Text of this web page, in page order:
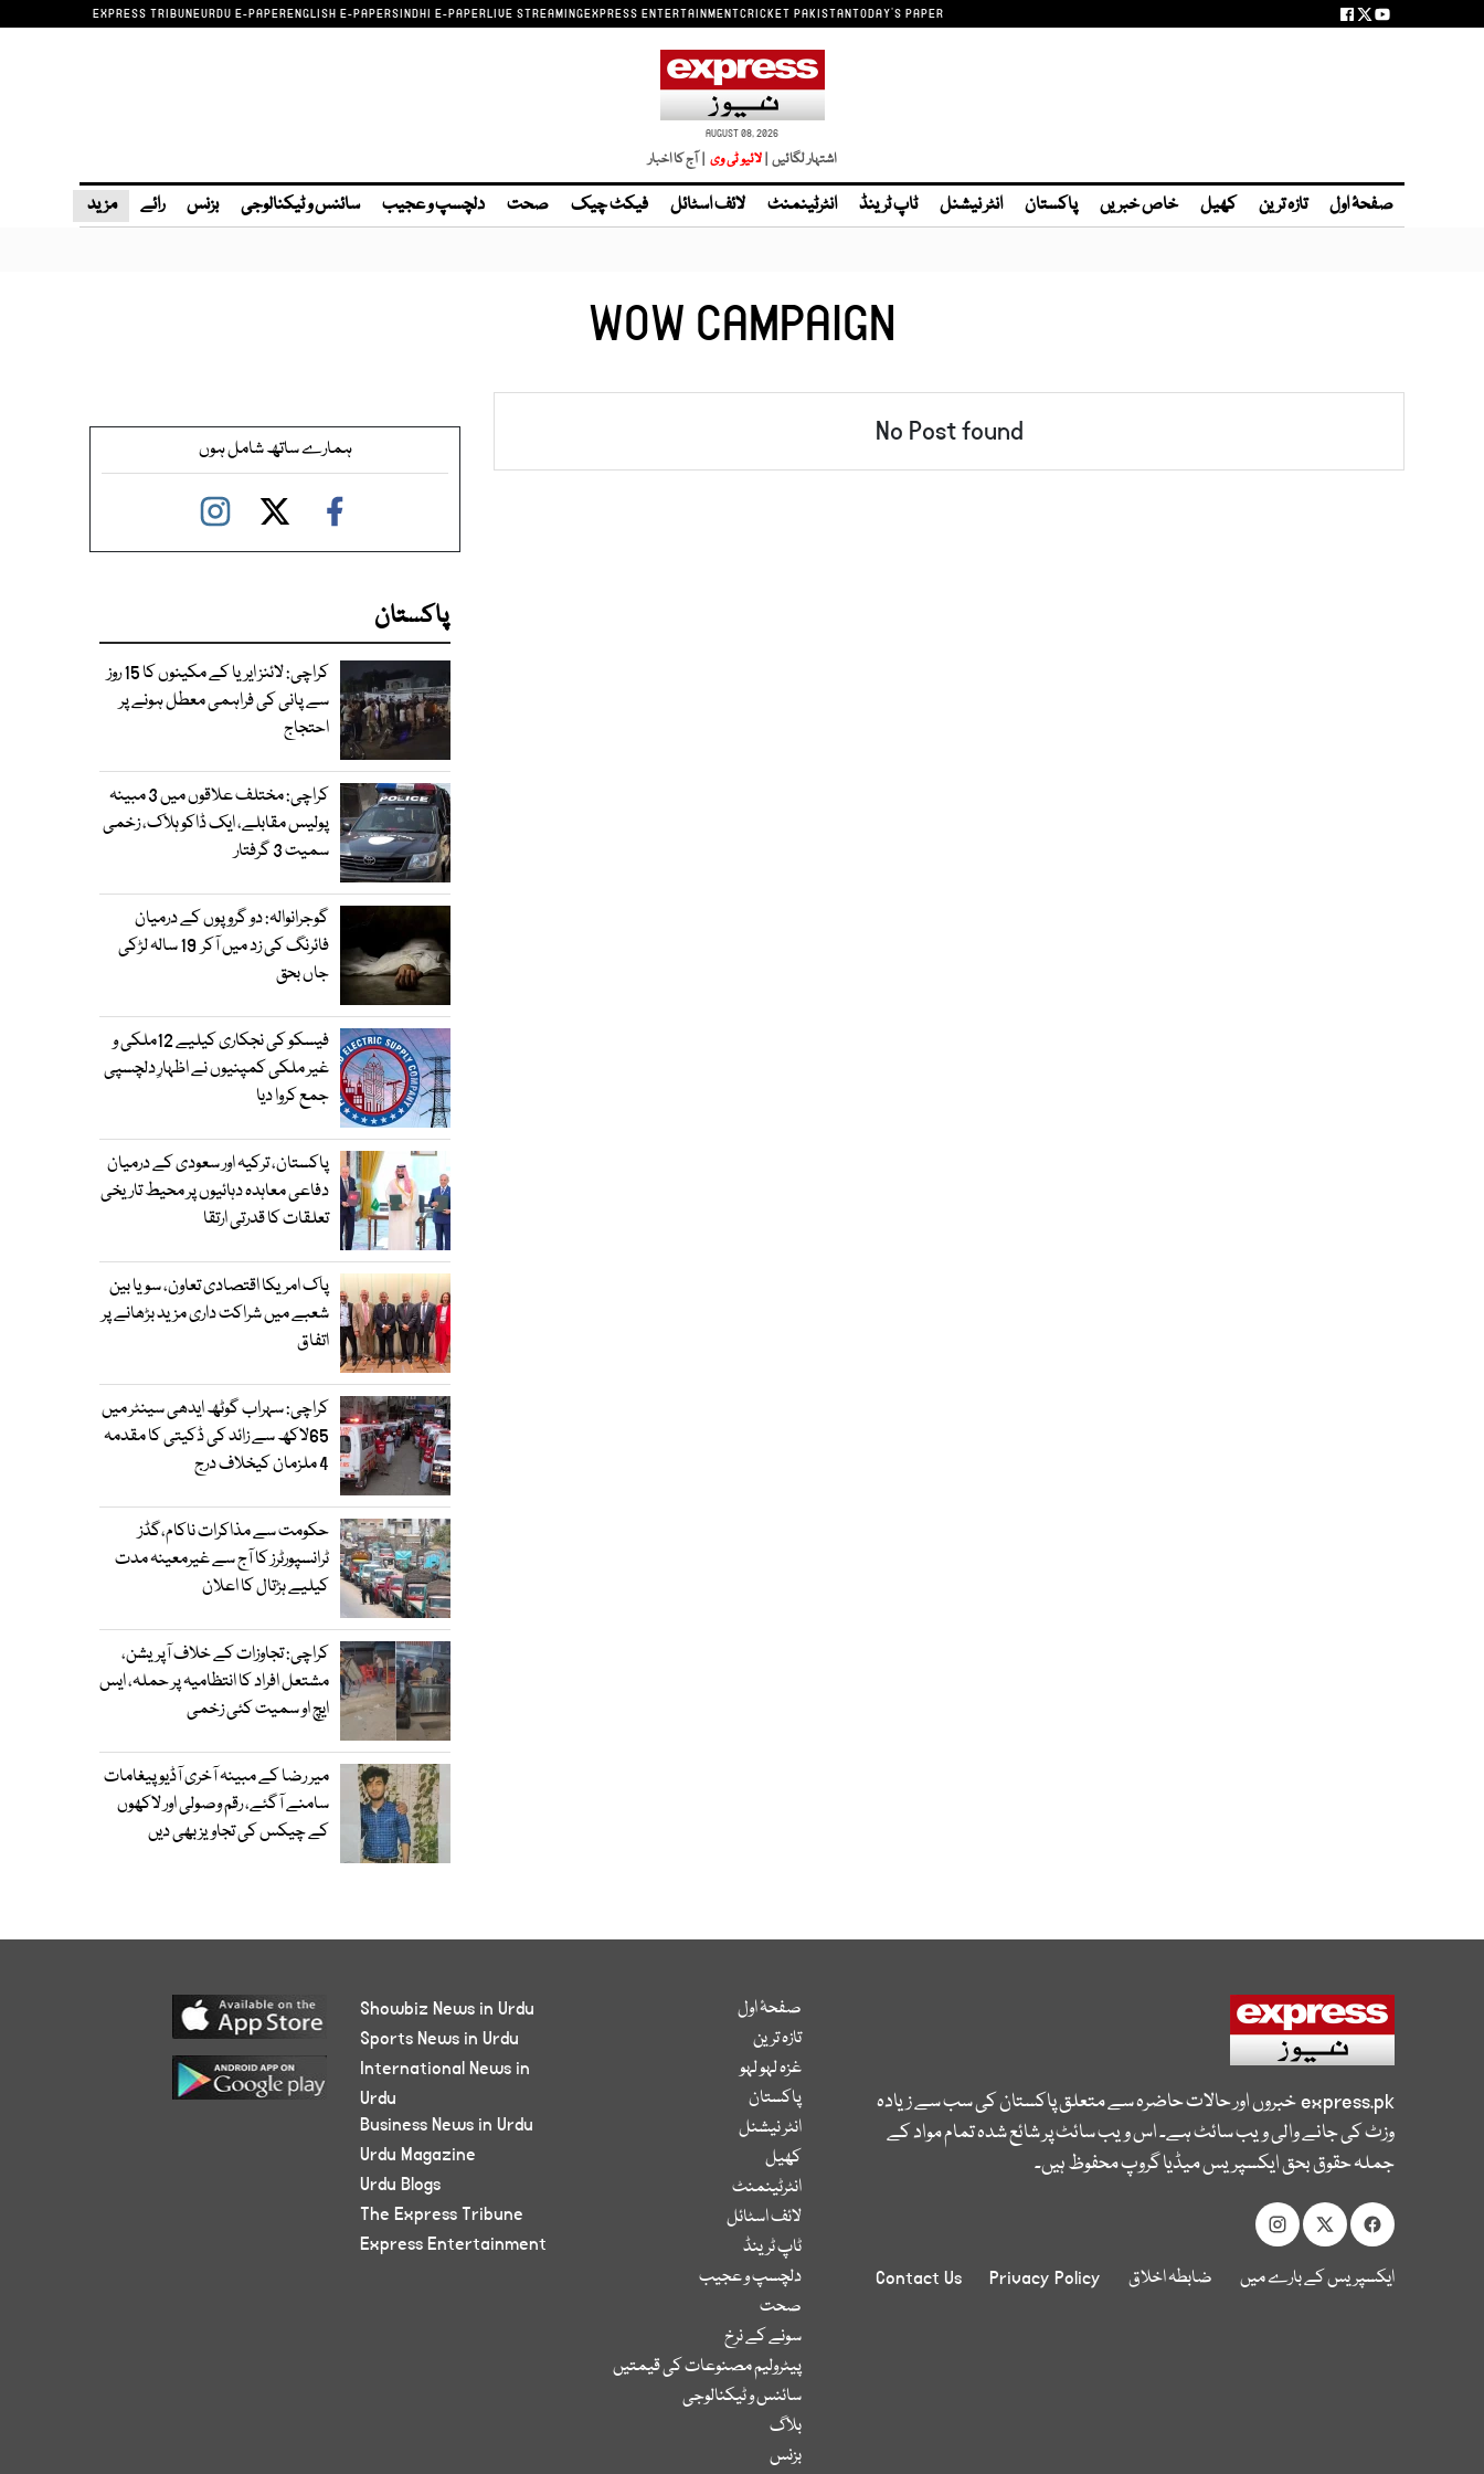
EXPRESS TRIBUNEURDU E-PAPERENGLISH E-PAPERSINDHI E-PAPERLIVE STREAMINGEXPRESS ENTERTAINMENTCRICKET PAKISTANTODAY'S PAPER
AUGUST 08, 2026
اشتہار لگائیں | | آج کا اخبار
صفحۂ اول تازہ ترین کھیل خاص خبریں پاکستان انٹر نیشنل ٹاپ ٹرینڈ انٹرٹینمنٹ لائف اسٹائل فیکٹ چیک صحت دلچسپ و عجیب سائنس و ٹیکنالوجی بزنس رائے مزید
WOW CAMPAIGN
No Post found ہمارے ساتھ شامل ہوں
پاکستان
کراچی: لائنز ایریا کے مکینوں کا 15 روز
سے پانی کی فراہمی معطل ہونے پر
احتجاج
کراچی: مختلف علاقوں میں 3 مبینہ
پولیس مقابلے، ایک ڈاکو ہلاک، زخمی
سمیت 3 گرفتار
گوجرانوالہ: دو گروپوں کے درمیان
فائرنگ کی زد میں آکر 19 سالہ لڑکی
جاں بحق
فیسکو کی نجکاری کیلیے 12ملکی و
غیر ملکی کمپنیوں نے اظہارِ دلچسپی
جمع کروا دیا
پاکستان، ترکیہ اور سعودی کے درمیان
دفاعی معاہدہ دہائیوں پر محیط تاریخی
تعلقات کا قدرتی ارتقا
پاک امریکا اقتصادی تعاون، سویا بین
شعبے میں شراکت داری مزید بڑھانے پر
اتفاق
کراچی: سہراب گوٹھ ایدھی سینٹر میں
65لاکھ سے زائد کی ڈکیتی کا مقدمہ
4 ملزمان کیخلاف درج
حکومت سے مذاکرات ناکام،گڈز
ٹرانسپورٹرز کا آج سے غیرمعینہ مدت
کیلیے ہڑتال کا اعلان
کراچی: تجاوزات کے خلاف آپریشن،
مشتعل افراد کا انتظامیہ پر حملہ، ایس
ایچ او سمیت کئی زخمی
میر رضا کے مبینہ آخری آڈیو پیغامات
سامنے آگئے، رقم وصولی اور لاکھوں
کے چیکس کی تجاویز بھی دیں
express.pkخبروں اور حالات حاضرہ سے متعلق پاکستان کی سب سے زیادہ
وزٹ کی جانے والی ویب سائٹ ہے۔ اس ویب سائٹ پر شائع شدہ تمام مواد کے
جملہ حقوق بحق ایکسپریس میڈیا گروپ محفوظ ہیں۔
ایکسپریس کے بارے میں ضابطہ اخلاق Privacy Policy
Contact Us
صفحۂ اول
تازہ ترین
غزہ لہو لہو
پاکستان
انٹر نیشنل
کھیل
انٹرٹینمنٹ
لائف اسٹائل
ٹاپ ٹرینڈ
دلچسپ و عجیب
صحت
سونے کے نرخ
پیٹرولیم مصنوعات کی قیمتیں
سائنس و ٹیکنالوجی
بلاگ
بزنس
Showbiz News in Urdu
Sports News in Urdu
International News in
Urdu
Business News in Urdu
Urdu Magazine
Urdu Blogs
The Express Tribune
Express Entertainment